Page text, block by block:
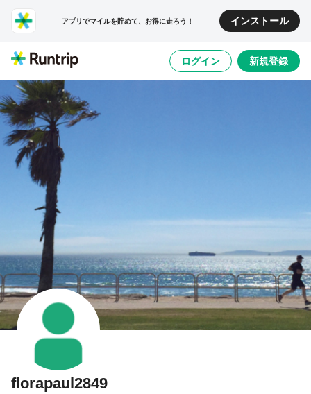
アプリでマイルを貯めて、お得に走ろう！ インストール
ログイン 新規登録
florapaul2849